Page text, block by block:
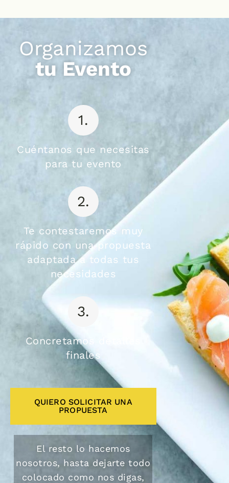
Organizamos
tu Evento
1.
Cuéntanos que necesitas
para tu evento
2.
Te contestaremos muy
rápido con una propuesta
adaptada a todas tus
necesidades
3.
Concretamos detalles
finales
QUIERO SOLICITAR UNA
PROPUESTA
El resto lo hacemos
nosotros, hasta dejarte todo
colocado como nos digas,